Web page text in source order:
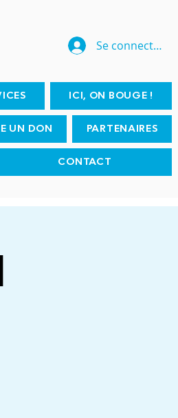
Se connecter
ICI, ON BOUGE !
UN DON PARTENAIRES
CONTACT